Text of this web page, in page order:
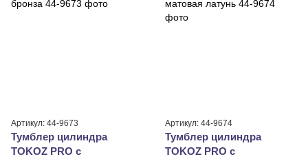
Артикул: 44-9673
Тумблер цилиндра
TOKOZ PRO с
Артикул: 44-9674
Тумблер цилиндра
TOKOZ PRO с